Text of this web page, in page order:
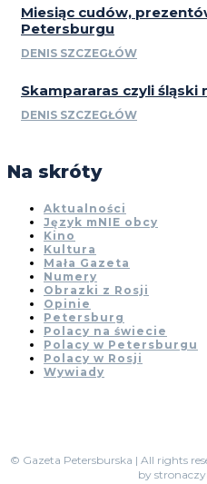
Miesiąc cudów,
Petersburgu
DENIS SZCZEGŁÓW
Skampararas czyli śląski
DENIS SZCZEGŁÓW
Na skróty
Aktualności
Język mNIE obcy
Kino
Kultura
Mała Gazeta
Numery
Obrazki z Rosji
Opinie
Petersburg
Polacy na świecie
Polacy w Petersburgu
Polacy w Rosji
Wywiady
© Gazeta Petersburska | All rights
by